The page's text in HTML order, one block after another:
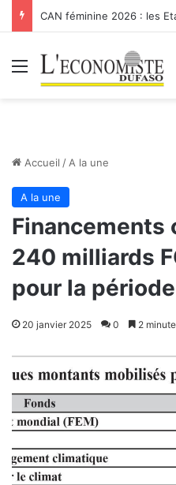
Menu
Accueil / A la une
A la une
Financements
240 milliards
pour la
20 janvier 2025 0 2